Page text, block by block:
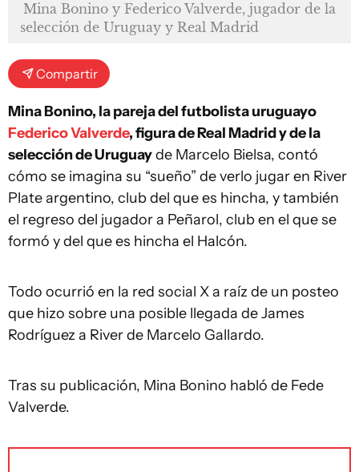
Mina Bonino y Federico Valverde, jugador de la
selección de Uruguay y Real Madrid
Compartir
Mina Bonino, la pareja del futbolista uruguayo
Federico Valverde, figura de Real Madrid y de la
selección de Uruguayde Marcelo Bielsa, contó
cómo se imagina su “sueño” de verlo jugar en River
Plate argentino, club del que es hincha, y también
el regreso del jugador a Peñarol, club en el que se
formó y del que es hincha el Halcón.
Todo ocurrió en la red social X a raíz de un posteo
que hizo sobre una posible llegada de James
Rodríguez a River de Marcelo Gallardo.
Tras su publicación, Mina Bonino habló de Fede
Valverde.